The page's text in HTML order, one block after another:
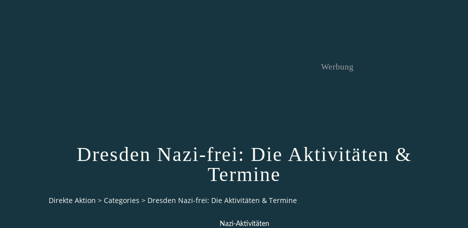
Werbung
Dresden Nazi-frei: Die Aktivitäten &
Termine
Direkte Aktion > Categories > Dresden Nazi-frei: Die Aktivitäten & Termine
Nazi-Aktivitäten